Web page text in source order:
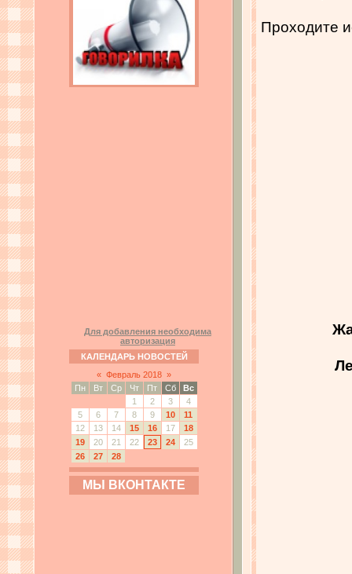
Для добавления необходима
авторизация
КАЛЕНДАРЬ НОВОСТЕЙ
« Февраль 2018 »
Пн
Вт Ср Чт Пт Сб
Вс
1
2 3
4
5
6 7 8 9 10
11
12
13 14 15 16 17
18
19
20 21 22 23 24
25
26
27 28
МЫ ВКОНТАКТЕ
Проходите